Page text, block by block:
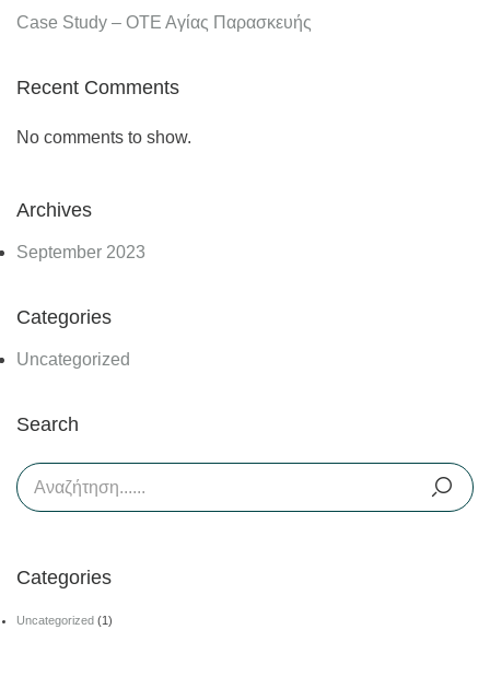
Case Study – ΟΤΕ Αγίας Παρασκευής
Recent Comments
No comments to show.
Archives
September 2023
Categories
Uncategorized
Search
Categories
Uncategorized (1)